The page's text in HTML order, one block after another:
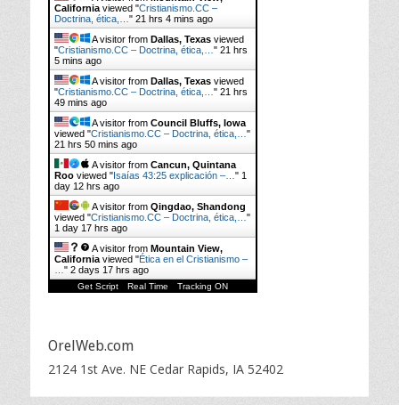
California viewed "Cristianismo.CC –
Doctrina, ética,… " 21 hrs 4 mins ago
A visitor from Dallas, Texas viewed
"Cristianismo.CC – Doctrina, ética,… " 21 hrs
5 mins ago
A visitor from Dallas, Texas viewed
"Cristianismo.CC – Doctrina, ética,… " 21 hrs
49 mins ago
A visitor from Council Bluffs, Iowa
viewed "Cristianismo.CC – Doctrina, ética,… "
21 hrs 50 mins ago
A visitor from Cancun, Quintana
Roo viewed "Isaías 43:25 explicación –… " 1
day 12 hrs ago
A visitor from Qingdao, Shandong
viewed "Cristianismo.CC – Doctrina, ética,… "
1 day 17 hrs ago
A visitor from Mountain View,
California viewed "Ética en el Cristianismo –
" 2 days 17 hrs ago
Get Script Real Time Tracking ON
OrelWeb.com
2124 1st Ave. NE Cedar Rapids, IA 52402